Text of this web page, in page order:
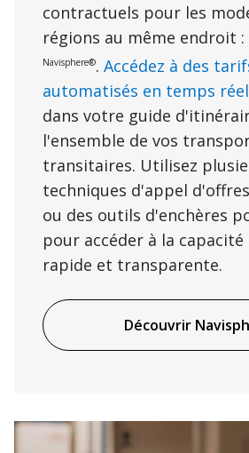
contractuels pour les
régions au même endroit :
Navisphere®. Accédez à des
automatisés en temps réel
dans votre guide
l'ensemble de vos
transitaires. Utilisez
techniques d'appel
ou des outils d'enchères
pour accéder à la
rapide et transparente.
Découvrir